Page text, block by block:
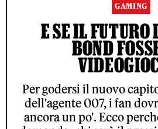
GAMING
E SE IL FUTURO
BOND
Per godersi il nuovo
dell'agente 007, i fan
ancora un po'. Ecco